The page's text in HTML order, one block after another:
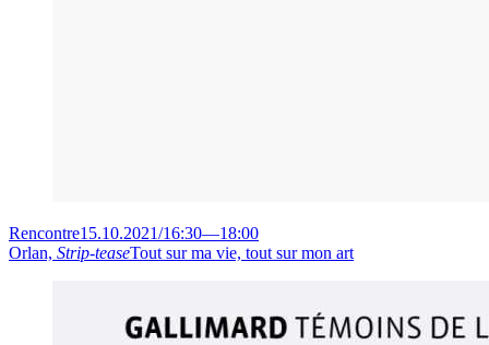
Rencontre15.10.2021/16:30—18:00
Orlan, Strip-teaseTout sur ma vie, tout sur mon art